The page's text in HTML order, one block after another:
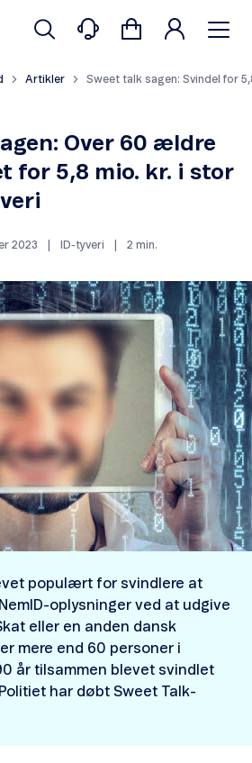
Artikler Sweet talk sagen: Svindel for
Over 60 ældre
for 5,8 mio. kr. i stor
2023 ID-tyveri 2 min.
populært for svindlere at
oplysninger ved at udgive
eller en anden dansk
mere end 60 personer i
år tilsammen blevet svindlet
har døbt Sweet Talk-